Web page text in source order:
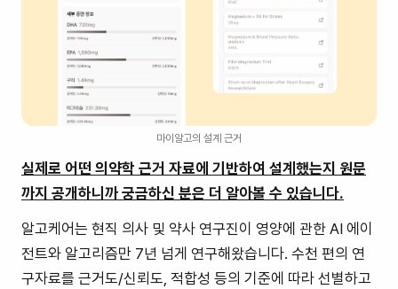
마이알고의 설계 근거
실제로 어떤 의약학 근거 자료에 기반하여 설계했는지 원문
까지 공개하니까 궁금하신 분은 더 알아볼 수 있습니다.
알고케어는 현직 의사 및 약사 연구진이 영양에 관한 AI 에이
전트와 알고리즘만 7년 넘게 연구해왔습니다. 수천 편의 연
구자료를 근거도/신뢰도, 적합성 등의 기준에 따라 선별하고